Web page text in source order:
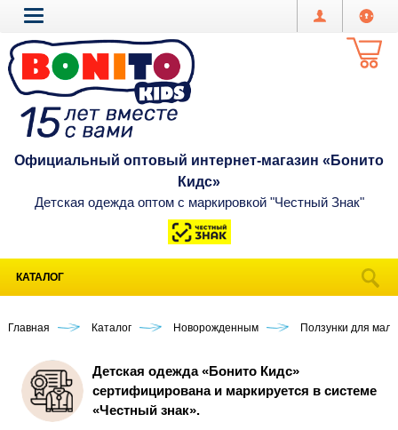
Официальный оптовый интернет-магазин «Бонито
Кидс»
Детская одежда оптом с маркировкой "Честный Знак"
КАТАЛОГ
Главная Каталог Новорожденным Ползунки для
Детская одежда «Бонито Кидс»
сертифицирована и маркируется в системе
«Честный знак».